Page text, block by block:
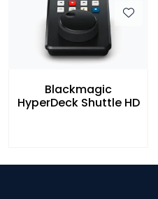
Blackmagic
HyperDeck Shuttle HD